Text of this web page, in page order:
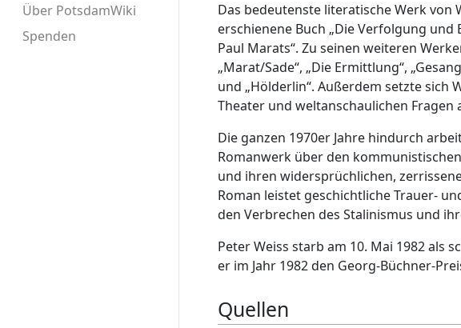
Über PotsdamWiki
Spenden
Das bedeutenste literatische Werk von
erschienene Buch „Die Verfolgung und
Paul Marats“. Zu seinen weiteren
„Marat/Sade“, „Die Ermittlung“,
und „Hölderlin“. Außerdem setzte sich
Theater und weltanschaulichen Fragen
Die ganzen 1970er Jahre hindurch
Romanwerk über den
und ihren widersprüchlichen,
Roman leistet geschichtliche Trauer-
den Verbrechen des Stalinismus und
Peter Weiss starb am 10. Mai 1982 als
er im Jahr 1982 den Georg-Büchner-
Quellen